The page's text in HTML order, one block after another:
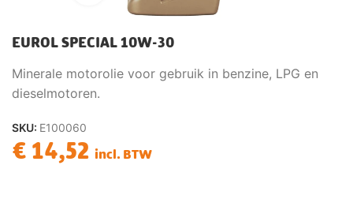
EUROL SPECIAL 10W-30
Minerale motorolie voor gebruik in benzine, LPG en
dieselmotoren.
SKU: E100060
€ 14,52 incl. BTW